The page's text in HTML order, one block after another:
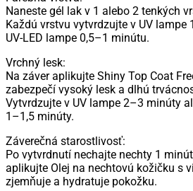
Naneste gél lak v 1 alebo 2 tenkých
Každú vrstvu vytvrdzujte v UV lampe
UV-LED lampe 0,5–1 minútu.
Vrchný lesk:
Na záver aplikujte Shiny Top Coat
zabezpečí vysoký lesk a dlhú
Vytvrdzujte v UV lampe 2–3 minúty
1–1,5 minúty.
Záverečná starostlivosť:
Po vytvrdnutí nechajte nechty 1
aplikujte Olej na nechtovú kožičku s
zjemňuje a hydratuje pokožku.